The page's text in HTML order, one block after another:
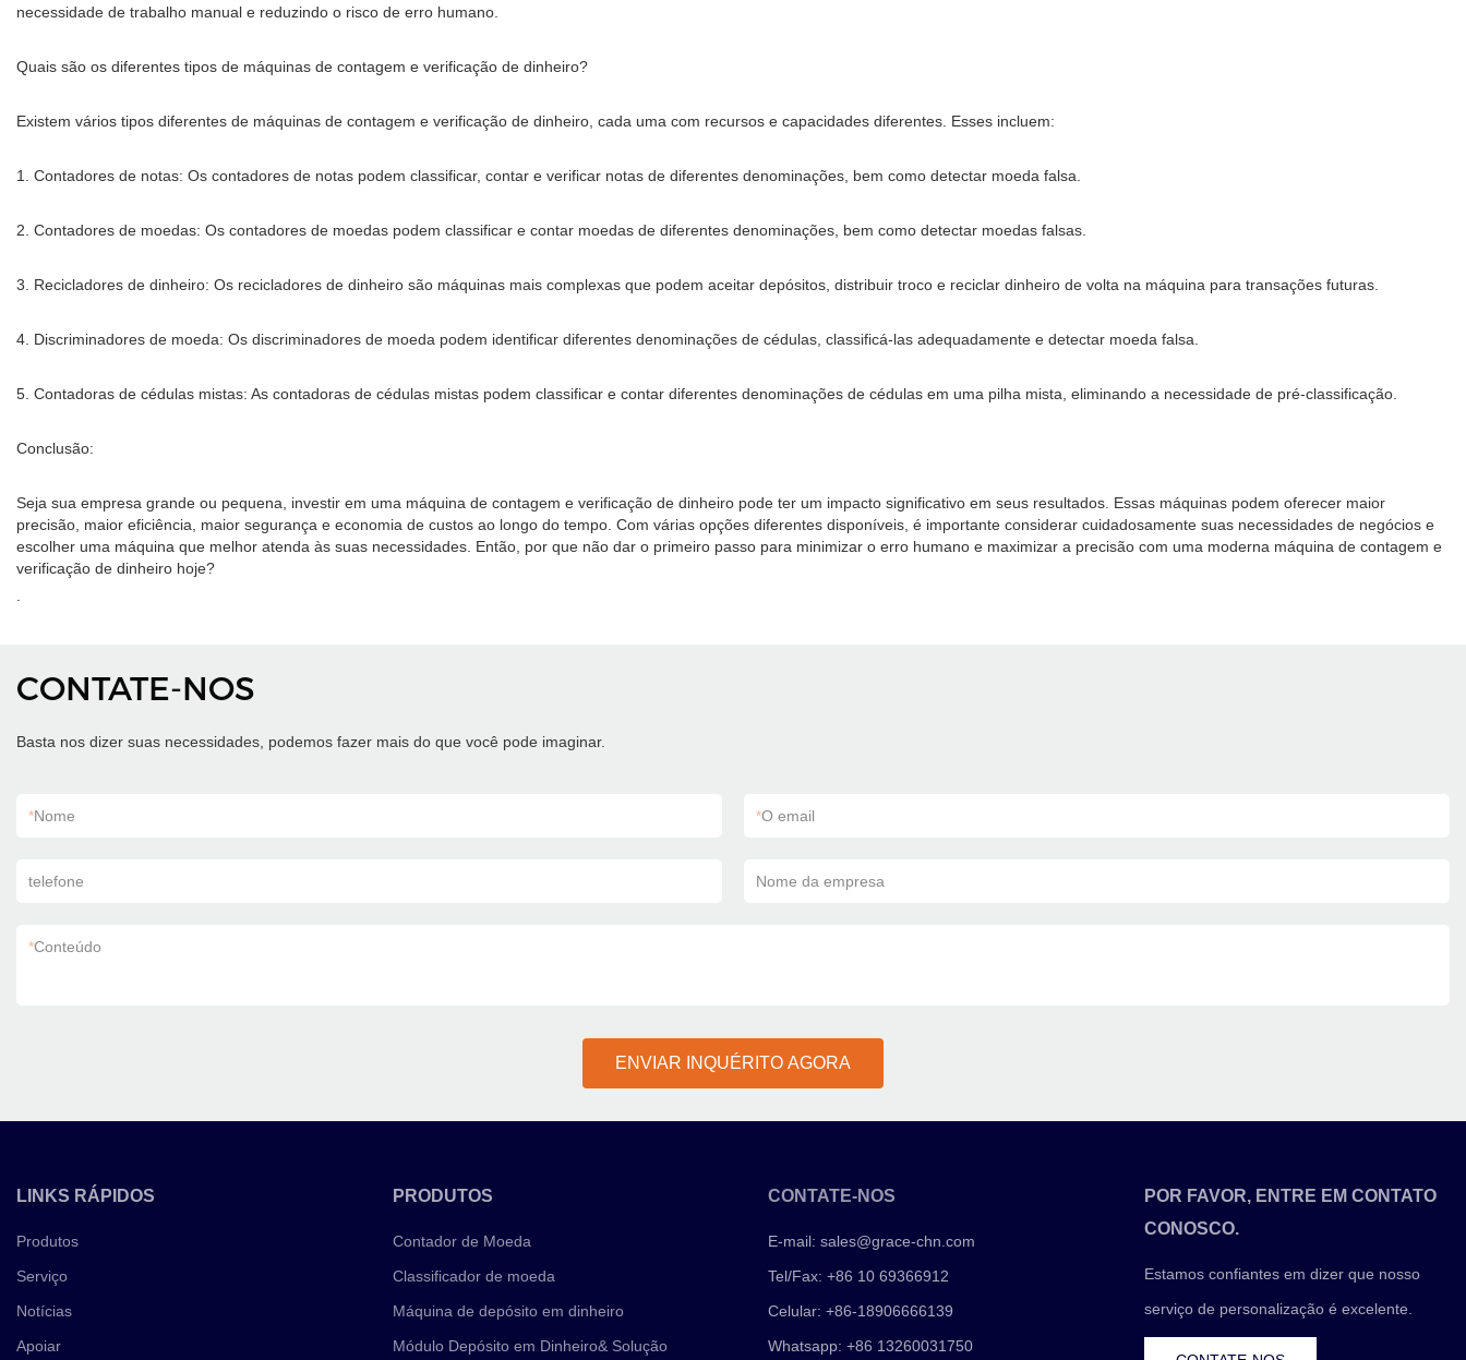
necessidade de trabalho manual e reduzindo o risco de erro humano.
Quais são os diferentes tipos de máquinas de contagem e verificação de dinheiro?
Existem vários tipos diferentes de máquinas de contagem e verificação de dinheiro, cada uma com recursos e capacidades diferentes. Esses incluem:
1. Contadores de notas: Os contadores de notas podem classificar, contar e verificar notas de diferentes denominações, bem como detectar moeda falsa.
2. Contadores de moedas: Os contadores de moedas podem classificar e contar moedas de diferentes denominações, bem como detectar moedas falsas.
3. Recicladores de dinheiro: Os recicladores de dinheiro são máquinas mais complexas que podem aceitar depósitos, distribuir troco e reciclar dinheiro de volta na máquina para transações futuras.
4. Discriminadores de moeda: Os discriminadores de moeda podem identificar diferentes denominações de cédulas, classificá-las adequadamente e detectar moeda falsa.
5. Contadoras de cédulas mistas: As contadoras de cédulas mistas podem classificar e contar diferentes denominações de cédulas em uma pilha mista, eliminando a necessidade de pré-classificação.
Conclusão:
Seja sua empresa grande ou pequena, investir em uma máquina de contagem e verificação de dinheiro pode ter um impacto significativo em seus resultados. Essas máquinas podem oferecer maior
precisão, maior eficiência, maior segurança e economia de custos ao longo do tempo. Com várias opções diferentes disponíveis, é importante considerar cuidadosamente suas necessidades de negócios e
escolher uma máquina que melhor atenda às suas necessidades. Então, por que não dar o primeiro passo para minimizar o erro humano e maximizar a precisão com uma moderna máquina de contagem e
verificação de dinheiro hoje?
CONTATE-NOS
Basta nos dizer suas necessidades, podemos fazer mais do que você pode imaginar.
*Nome *O email
telefone Nome da empresa
*Conteúdo
ENVIAR INQUÉRITO AGORA
LINKS RÁPIDOS
Produtos
Serviço
Notícias
Apoiar
PRODUTOS
Contador de Moeda
Classificador de moeda
Máquina de depósito em dinheiro
Módulo Depósito em Dinheiro& Solução
CONTATE-NOS
E-mail:sales@grace-chn.com
Tel/Fax: +86 10 69366912
Celular: +86-18906666139
Whatsapp: +86 13260031750
POR FAVOR, ENTRE EM CONTATO
CONOSCO.
Estamos confiantes em dizer que nosso
serviço de personalização é excelente.